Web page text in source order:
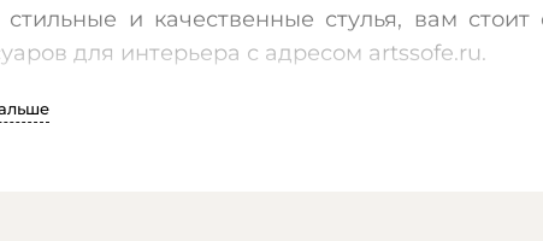
и качественные стулья, вам
для интерьера с адресом artssofe.ru.